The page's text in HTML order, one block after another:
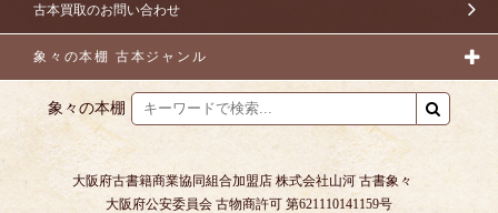
古本買取のお問い合わせ
象々の本棚 古本ジャンル
象々の本棚
大阪府古書籍商業協同組合加盟店 株式会社山河 古書象々
大阪府公安委員会 古物商許可 第621110141159号